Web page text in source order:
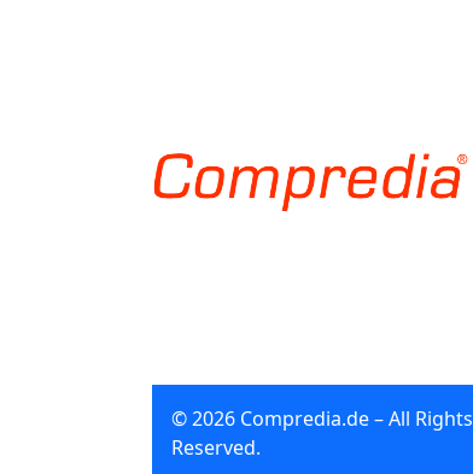
© 2026 Compredia.de – All Rights
Reserved.